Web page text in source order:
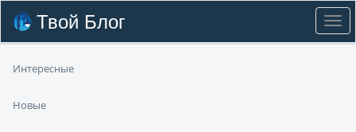
Твой Блог
Интересные
Новые